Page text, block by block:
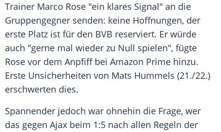
Trainer Marco Rose "ein klares Signal" an die
Gruppengegner senden: keine Hoffnungen, der
erste Platz ist für den BVB reserviert. Er würde
auch "gerne mal wieder zu Null spielen", fügte
Rose vor dem Anpfiff bei Amazon Prime hinzu.
Erste Unsicherheiten von Mats Hummels (21./22.)
erschwerten dies.
Spannender jedoch war ohnehin die Frage, wer
das gegen Ajax beim 1:5 nach allen Regeln der